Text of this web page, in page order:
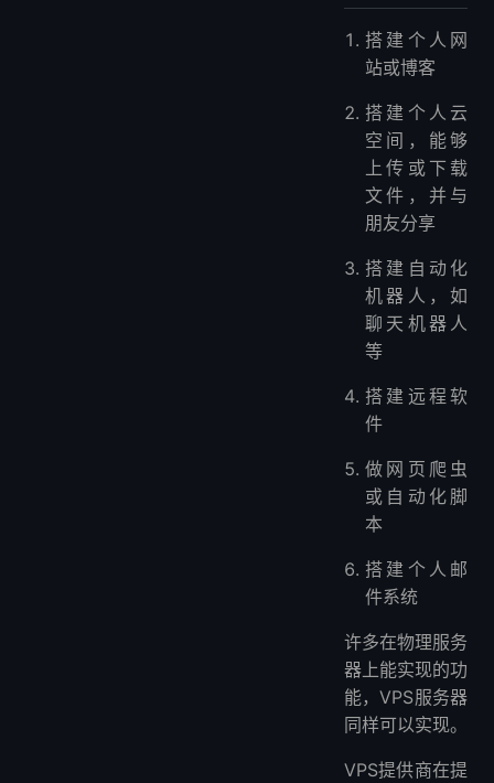
搭建个人网
站或博客
搭建个人云
空间，能够
上传或下载
文件，并与
朋友分享
搭建自动化
机器人，如
聊天机器人
等
搭建远程软
件
做网页爬虫
或自动化脚
本
搭建个人邮
件系统
许多在物理服务
器上能实现的功
能，VPS服务器
同样可以实现。
VPS提供商在提